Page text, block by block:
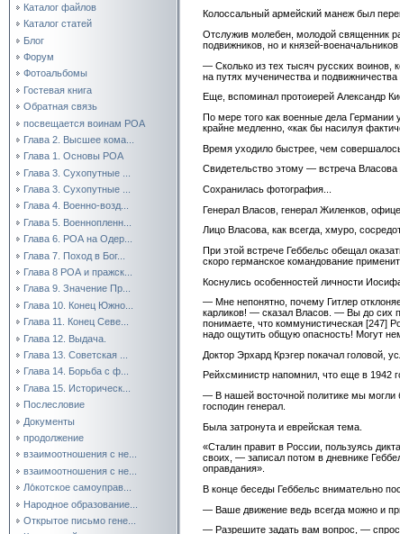
Каталог файлов
Каталог статей
Блог
Форум
Фотоальбомы
Гостевая книга
Обратная связь
посвещается воинам РОА
Глава 2. Высшее кома...
Глава 1. Основы РОА
Глава 3. Сухопутные ...
Глава 3. Сухопутные ...
Глава 4. Военно-возд...
Глава 5. Военнопленн...
Глава 6. РОА на Одер...
Глава 7. Поход в Бог...
Глава 8 РОА и пражск...
Глава 9. Значение Пр...
Глава 10. Конец Южно...
Глава 11. Конец Севе...
Глава 12. Выдача.
Глава 13. Советская ...
Глава 14. Борьба с ф...
Глава 15. Историческ...
Послесловие
Документы
продолжение
взаимоотношения с не...
взаимоотношения с не...
Ло́котское самоуправ...
Народное образование...
Открытое письмо гене...
Колоссальный армейский манеж был
Отслужив молебен, молодой священник
подвижников, но и князей-
— Сколько из тех тысяч русских воинов,
на путях мученичества и подвижничества
Еще, вспоминал протоиерей Александр
По мере того как военные дела
крайне медленно, «как бы насилуя
Время уходило быстрее, чем
Свидетельство этому — встреча
Сохранилась фотография...
Генерал Власов, генерал Жиленков,
Лицо Власова, как всегда, хмуро,
При этой встрече Геббельс обещал
скоро германское командование
Коснулись особенностей личности
— Мне непонятно, почему Гитлер
карликов! — сказал Власов. — Вы до сих
понимаете, что коммунистическая [247]
надо ощутить общую опасность! Могут
Доктор Эрхард Крэгер покачал головой,
Рейхсминистр напомнил, что еще в 1942
— В нашей восточной политике мы могли
господин генерал.
Была затронута и еврейская тема.
«Сталин правит в России, пользуясь
своих, — записал потом в дневнике
оправдания».
В конце беседы Геббельс внимательно
— Ваше движение ведь всегда можно и
— Разрешите задать вам вопрос, —